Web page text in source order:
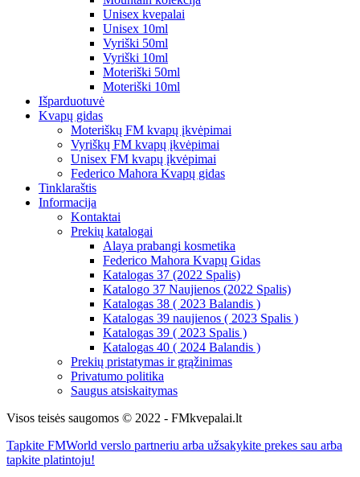
Unisex kvepalai
Unisex 10ml
Vyriški 50ml
Vyriški 10ml
Moteriški 50ml
Moteriški 10ml
Išparduotuvė
Kvapų gidas
Moteriškų FM kvapų įkvėpimai
Vyriškų FM kvapų įkvėpimai
Unisex FM kvapų įkvėpimai
Federico Mahora Kvapų gidas
Tinklaraštis
Informacija
Kontaktai
Prekių katalogai
Alaya prabangi kosmetika
Federico Mahora Kvapų Gidas
Katalogas 37 (2022 Spalis)
Katalogo 37 Naujienos (2022 Spalis)
Katalogas 38 ( 2023 Balandis )
Katalogas 39 naujienos ( 2023 Spalis )
Katalogas 39 ( 2023 Spalis )
Katalogas 40 ( 2024 Balandis )
Prekių pristatymas ir grąžinimas
Privatumo politika
Saugus atsiskaitymas
Visos teisės saugomos © 2022 - FMkvepalai.lt
Tapkite FMWorld verslo partneriu arba užsakykite prekes sau arba
tapkite platintoju!